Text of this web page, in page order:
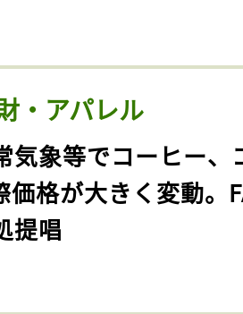
・アパレル
気象等でコーヒー、
価格が大きく変動。
提唱